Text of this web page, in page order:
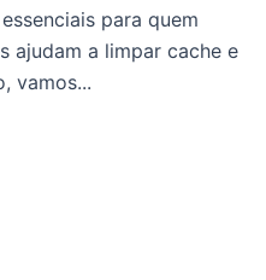
para quem
ajudam a limpar cache e
vamos...